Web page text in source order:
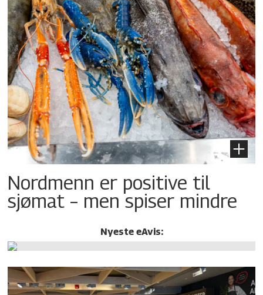
Nordmenn er positive til
sjømat – men spiser mindre
Nyeste eAvis: